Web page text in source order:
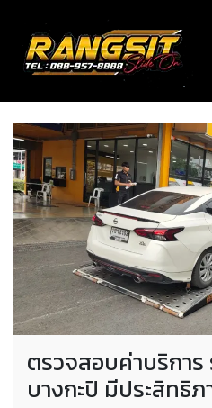
content
รถยก168 รถสไลด์รังสิต รถสไลด์
ตรวจสอบค่าบริการ
บางกะปิ มีประสิทธิ